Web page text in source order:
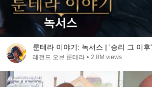
룬테라 이야기: 녹서스 | '승리 그 이후'
레전드 오브 룬테라 • 2.8M views